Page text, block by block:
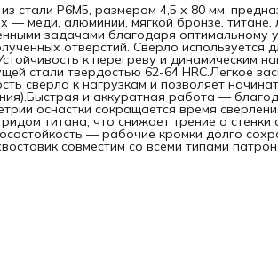
стали P6M5, размером 4,5 х 80 мм,
— меди, алюминии, мягкой бронзе, титане,
задачами благодаря оптимальному
отверстий. Сверло используется
к перегреву и динамическим
стали твердостью 62-64 HRC.Легкое
сверла к нагрузкам и позволяет
и аккуратная работа —
оснастки сокращается время
титана, что снижает трение о стенки
— рабочие кромки долго
совместим со всеми типами